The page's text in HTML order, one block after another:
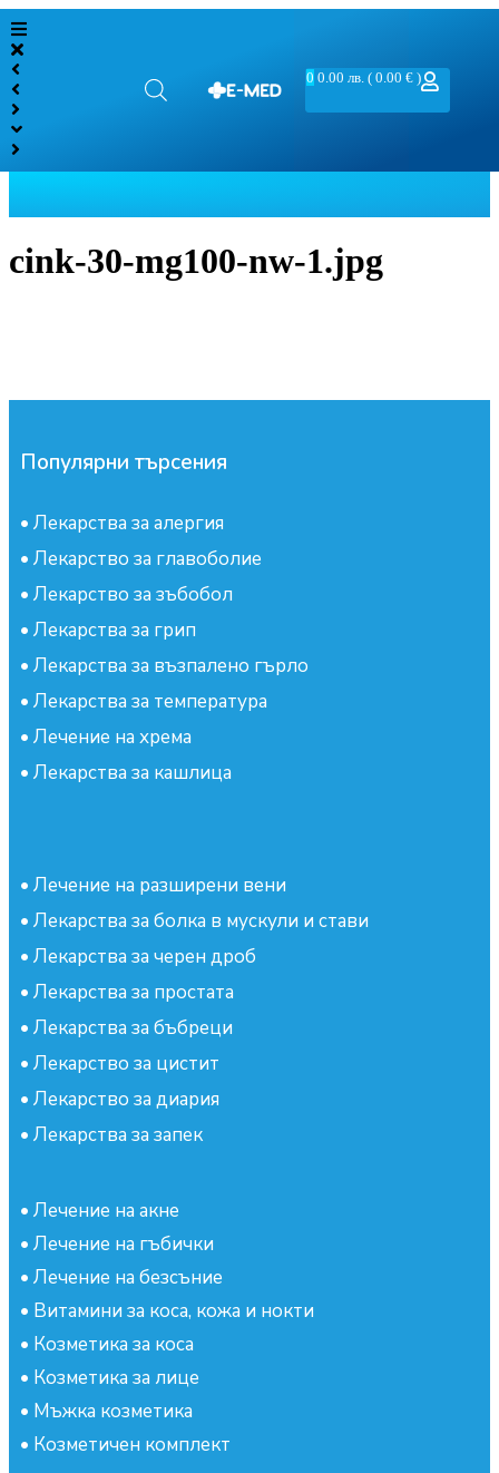
0 0.00лв. ( 0.00 € )
cink-30-mg100-nw-1.jpg
Популярни търсения
• Лекарства за алергия
• Лекарство за главоболие
• Лекарство за зъбобол
• Лекарства за грип
• Лекарства за възпалено гърло
• Лекарства за температура
• Лечение на хрема
• Лекарства за кашлица
• Лечение на разширени вени
• Лекарства за болка в мускули и стави
• Лекарства за черен дроб
• Лекарства за простата
• Лекарства за бъбреци
• Лекарство за цистит
• Лекарство за диария
• Лекарства за запек
• Лечение на акне
• Лечение на гъбички
• Лечение на безсъние
• Витамини за коса, кожа и нокти
• Козметика за коса
• Козметика за лице
• Мъжка козметика
• Козметичен комплект